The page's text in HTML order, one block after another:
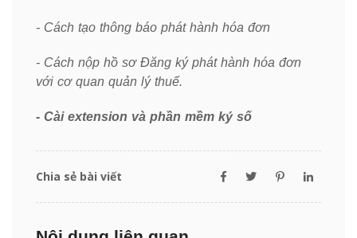
- Cách tạo thông báo phát hành hóa đơn
- Cách nộp hồ sơ Đăng ký phát hành hóa đơn
với cơ quan quản lý thuế.
- Cài extension và phần mềm ký số
Chia sẻ bài viết